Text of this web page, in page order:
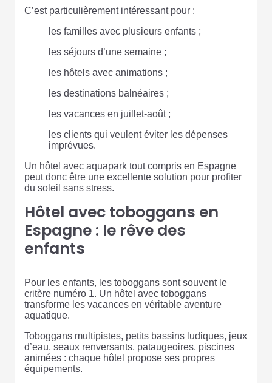
C’est particulièrement intéressant pour :
les familles avec plusieurs enfants ;
les séjours d’une semaine ;
les hôtels avec animations ;
les destinations balnéaires ;
les vacances en juillet-août ;
les clients qui veulent éviter les dépenses
imprévues.
Un hôtel avec aquapark tout compris en Espagne
peut donc être une excellente solution pour profiter
du soleil sans stress.
Hôtel avec toboggans en
Espagne : le rêve des
enfants
Pour les enfants, les toboggans sont souvent le
critère numéro 1. Un hôtel avec toboggans
transforme les vacances en véritable aventure
aquatique.
Toboggans multipistes, petits bassins ludiques, jeux
d’eau, seaux renversants, pataugeoires, piscines
animées : chaque hôtel propose ses propres
équipements.